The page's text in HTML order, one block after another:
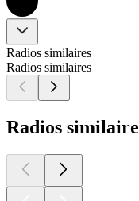
Radios similaires
Radios similaires
Radios